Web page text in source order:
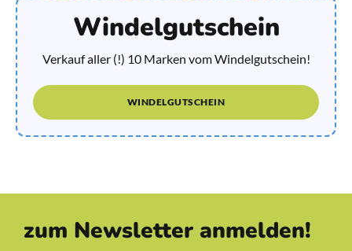
Windelgutschein
Verkauf aller (!) 10 Marken vom Windelgutschein!
WINDELGUTSCHEIN
zum Newsletter anmelden!